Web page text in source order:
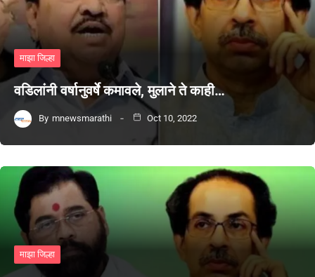
माझा जिल्हा
वडिलांनी वर्षानुवर्षे कमावले, मुलाने ते काही…
By mnewsmarathi Oct 10, 2022
माझा जिल्हा